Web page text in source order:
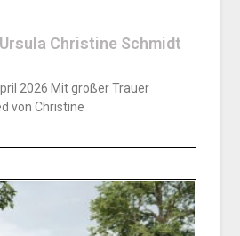
Christine Schmidt
2026 Mit großer Trauer
von Christine